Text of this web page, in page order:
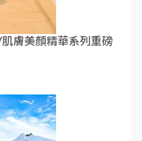
膚美顏精華系列重磅